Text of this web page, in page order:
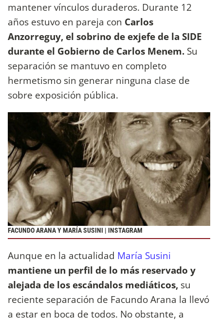
mantener vínculos duraderos. Durante 12
años estuvo en pareja con Carlos
Anzorreguy, el sobrino de exjefe de la SIDE
durante el Gobierno de Carlos Menem. Su
separación se mantuvo en completo
hermetismo sin generar ninguna clase de
sobre exposición pública.
FACUNDO ARANA Y MARÍA SUSINI | INSTAGRAM
Aunque en la actualidad María Susini
mantiene un perfil de lo más reservado y
alejada de los escándalos mediáticos, su
reciente separación de Facundo Arana la llevó
a estar en boca de todos. No obstante, a